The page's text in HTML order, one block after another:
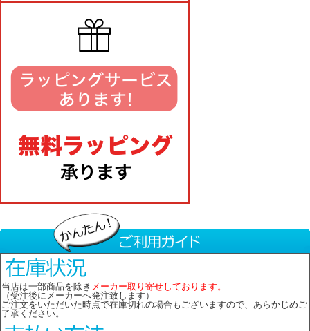
当店は一部商品を除き メーカー取り寄せしております。
（受注後にメーカーへ発注致します）
ご注文をいただいた時点で在庫切れの場合もございますので、あらかじめご
了承ください。